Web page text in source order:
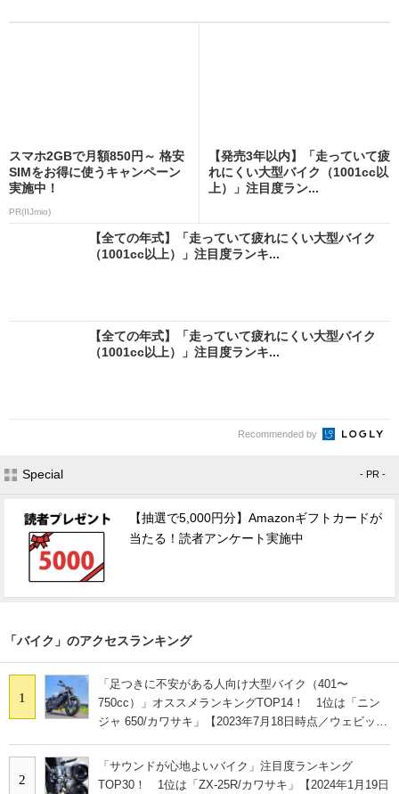
スマホ2GBで月額850円～ 格安
SIMをお得に使うキャンペーン
実施中！
PR(IIJmio)
【発売3年以内】「走っていて疲
れにくい大型バイク（1001cc以
上）」注目度ラン...
【全ての年式】「走っていて疲れにくい大型バイク
（1001cc以上）」注目度ランキ...
【全ての年式】「走っていて疲れにくい大型バイク
（1001cc以上）」注目度ランキ...
Recommended by
Special - PR -
【抽選で5,000円分】Amazonギフトカードが
当たる！読者アンケート実施中
「バイク」のアクセスランキング
1
「足つきに不安がある人向け大型バイク（401〜
750cc）」オススメランキングTOP14！ 1位は「ニン
ジャ 650/カワサキ」【2023年7月18日時点／ウェビック
2
「サウンドが心地よいバイク」注目度ランキング
TOP30！ 1位は「ZX-25R/カワサキ」【2024年1月19日